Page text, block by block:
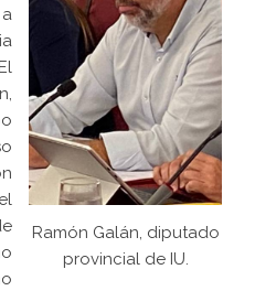
Ramón Galán, diputado
provincial de IU.